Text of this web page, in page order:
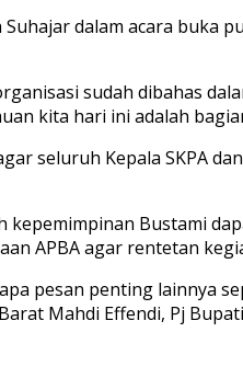
dalam acara buka
sudah dibahas
kita hari ini adalah
seluruh Kepala SKPA
Bustami
APBA agar rentetan
pesan penting lainnya
Mahdi Effendi, Pj